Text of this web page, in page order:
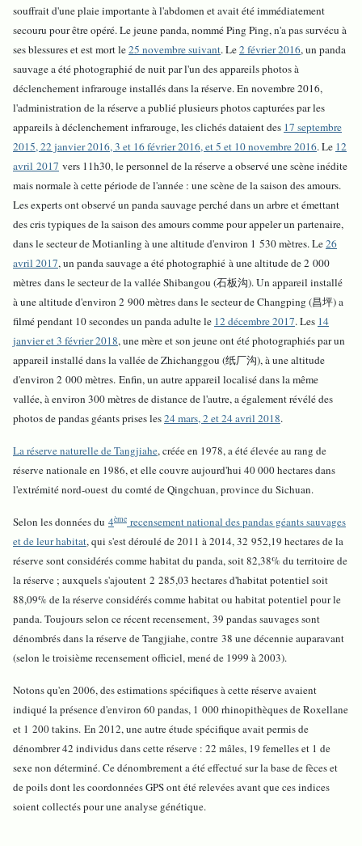
souffrait d'une plaie importante à l'abdomen et avait été immédiatement
secouru pour être opéré. Le jeune panda, nommé Ping Ping, n'a pas survécu à
ses blessures et est mort le25 novembre suivant. Le2 février 2016, un panda
sauvage a été photographié de nuit par l'un des appareils photos à
déclenchement infrarouge installés dans la réserve. En novembre 2016,
l'administration de la réserve a publié plusieurs photos capturées par les
appareils à déclenchement infrarouge, les clichés dataient des 17 septembre
2015, 22 janvier 2016, 3 et 16 février 2016, et 5 et 10 novembre 2016. Le 12
avril 2017 vers 11h30, le personnel de la réserve a observé une scène inédite
mais normale à cette période de l'année : une scène de la saison des amours.
Les experts ont observé un panda sauvage perché dans un arbre et émettant
des cris typiques de la saison des amours comme pour appeler un partenaire,
dans le secteur de Motianling à une altitude d'environ 1 530 mètres. Le26
avril 2017, un panda sauvage a été photographié à une altitude de 2 000
mètres dans le secteur de la vallée Shibangou (石板沟). Un appareil installé
à une altitude d'environ 2 900 mètres dans le secteur de Changping (昌坪) a
filmé pendant 10 secondes un panda adulte le 12 décembre 2017. Les 14
janvier et 3 février 2018, une mère et son jeune ont été photographiés par un
appareil installé dans la vallée de Zhichanggou (纸厂沟), à une altitude
d'environ 2 000 mètres. Enfin, un autre appareil localisé dans la même
vallée, à environ 300 mètres de distance de l'autre, a également révélé des
photos de pandas géants prises les24 mars, 2 et 24 avril 2018.
La réserve naturelle de Tangjiahe, créée en 1978, a été élevée au rang de
réserve nationale en 1986, et elle couvre aujourd'hui 40 000 hectares dans
l'extrémité nord-ouest du comté de Qingchuan, province du Sichuan.
Selon les données du 4ème recensement national des pandas géants sauvages
et de leur habitat, qui s'est déroulé de 2011 à 2014, 32 952,19 hectares de la
réserve sont considérés comme habitat du panda, soit 82,38% du territoire de
la réserve ; auxquels s'ajoutent 2 285,03 hectares d'habitat potentiel soit
88,09% de la réserve considérés comme habitat ou habitat potentiel pour le
panda. Toujours selon ce récent recensement, 39 pandas sauvages sont
dénombrés dans la réserve de Tangjiahe, contre 38 une décennie auparavant
(selon le troisième recensement officiel, mené de 1999 à 2003).
Notons qu'en 2006, des estimations spécifiques à cette réserve avaient
indiqué la présence d'environ 60 pandas, 1 000 rhinopithèques de Roxellane
et 1 200 takins. En 2012, une autre étude spécifique avait permis de
dénombrer 42 individus dans cette réserve : 22 mâles, 19 femelles et 1 de
sexe non déterminé. Ce dénombrement a été effectué sur la base de fèces et
de poils dont les coordonnées GPS ont été relevées avant que ces indices
soient collectés pour une analyse génétique.